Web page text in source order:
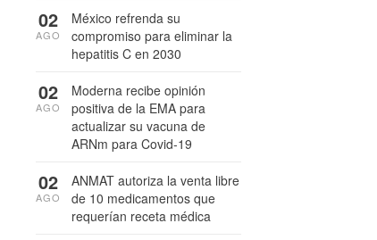
México refrenda su
compromiso para eliminar la
hepatitis C en 2030
02
AGO
Moderna recibe opinión
positiva de la EMA para
actualizar su vacuna de
ARNm para Covid-19
02
AGO
ANMAT autoriza la venta libre
de 10 medicamentos que
requerían receta médica
02
AGO